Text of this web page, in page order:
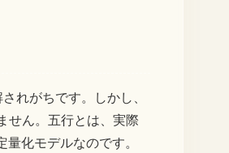
れがちです。しかし、
せん。五行とは、実際
量化モデルなのです。